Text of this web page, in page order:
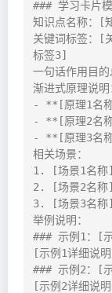
### 学习卡片
知识点名称：[
关键词标签：
标签3]
一句话作用目
渐进式原理说明
- **[原理1名
- **[原理2名
- **[原理3名
相关场景：
1. [场景1名称
2. [场景2名称
3. [场景3名称
举例说明：
### 示例1：[
[示例1详细说
### 示例2：[
[示例2详细说